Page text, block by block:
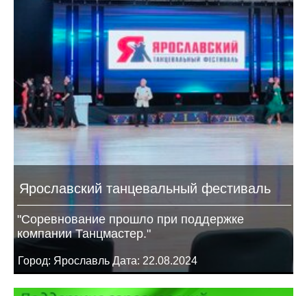
Ярославский танцевальный фестиваль
"Соревнование прошло при поддержке
компании Танцмастер."
Город: Ярославль Дата: 22.08.2024